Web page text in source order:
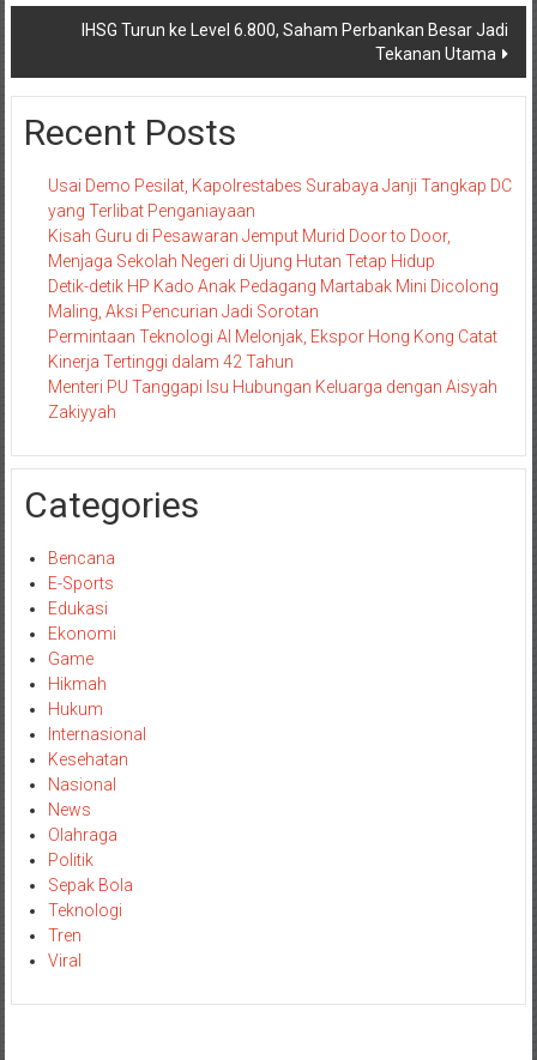
IHSG Turun ke Level 6.800, Saham Perbankan Besar Jadi
Tekanan Utama
Recent Posts
Usai Demo Pesilat, Kapolrestabes Surabaya Janji Tangkap DC
yang Terlibat Penganiayaan
Kisah Guru di Pesawaran Jemput Murid Door to Door,
Menjaga Sekolah Negeri di Ujung Hutan Tetap Hidup
Detik-detik HP Kado Anak Pedagang Martabak Mini Dicolong
Maling, Aksi Pencurian Jadi Sorotan
Permintaan Teknologi AI Melonjak, Ekspor Hong Kong Catat
Kinerja Tertinggi dalam 42 Tahun
Menteri PU Tanggapi Isu Hubungan Keluarga dengan Aisyah
Zakiyyah
Categories
Bencana
E-Sports
Edukasi
Ekonomi
Game
Hikmah
Hukum
Internasional
Kesehatan
Nasional
News
Olahraga
Politik
Sepak Bola
Teknologi
Tren
Viral